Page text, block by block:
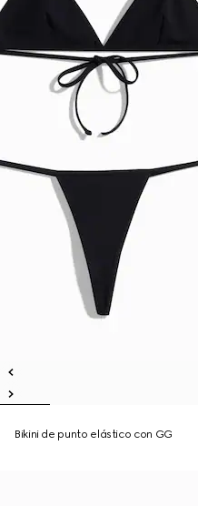
Bikini de punto elástico con GG